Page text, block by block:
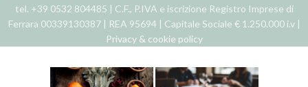
tel. +39 0532 804485 | C.F., P.IVA e iscrizione Registro Imprese di
Ferrara 00339130387 | REA 95694 | Capitale Sociale € 1.250.000 i.v |
Privacy & cookie policy